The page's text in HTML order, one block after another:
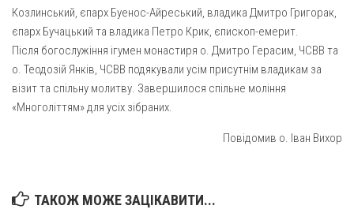
Вознесіння ГНІХ (с. Витівка)
Вознесіння Господнього (м. Кобеляки)
Пророка Іллі (смт. Білики)
Різдва Пресвятої Богородиці (с. Вільховатка)
Св. Апостола Андрія Первозванного (с. Засулля)
Успіння Пресвятої Богородиці (м. Лубни)
Козлинський, єпарх Буенос-Айреський, владика Дмитро Григорак,
єпарх Бучацький та владика Петро Крик, єпископ-емерит.
Після богослужіння ігумен монастиря о. Дмитро Герасим, ЧСВВ та
о. Теодозій Янків, ЧСВВ подякували усім присутнім владикам за
візит та спільну молитву. Завершилося спільне моління
«Многоліттям» для усіх зібраних.
Повідомив о. Іван Вихор
ТАКОЖ МОЖЕ ЗАЦІКАВИТИ...